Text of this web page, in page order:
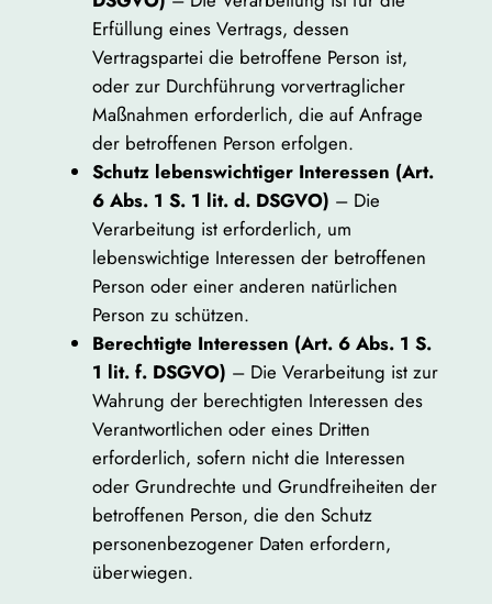
Erfüllung eines Vertrags, dessen
Vertragspartei die betroffene Person ist,
oder zur Durchführung vorvertraglicher
Maßnahmen erforderlich, die auf Anfrage
der betroffenen Person erfolgen.
Schutz lebenswichtiger Interessen (Art.
6 Abs. 1 S. 1 lit. d. DSGVO) – Die
Verarbeitung ist erforderlich, um
lebenswichtige Interessen der betroffenen
Person oder einer anderen natürlichen
Person zu schützen.
Berechtigte Interessen (Art. 6 Abs. 1 S.
1 lit. f. DSGVO) – Die Verarbeitung ist zur
Wahrung der berechtigten Interessen des
Verantwortlichen oder eines Dritten
erforderlich, sofern nicht die Interessen
oder Grundrechte und Grundfreiheiten der
betroffenen Person, die den Schutz
personenbezogener Daten erfordern,
überwiegen.